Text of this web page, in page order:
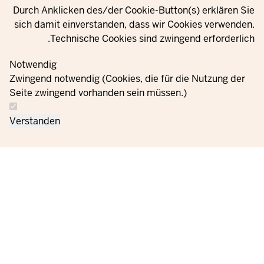
Durch Anklicken des/der Cookie-Button(s) erklären Sie
sich damit einverstanden, dass wir Cookies verwenden.
Technische Cookies sind zwingend erforderlich.
Notwendig
Zwingend notwendig (Cookies, die für die Nutzung der
Seite zwingend vorhanden sein müssen.)
Verstanden
إعدادات ملفات تعريف
الارتباط
© 2021 - 2026 Ministerium für Kinder, Jugend, Familie,